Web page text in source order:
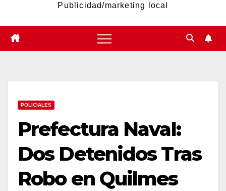
Publicidad/marketing local
POLICIALES
Prefectura Naval:
Dos Detenidos Tras
Robo en Quilmes